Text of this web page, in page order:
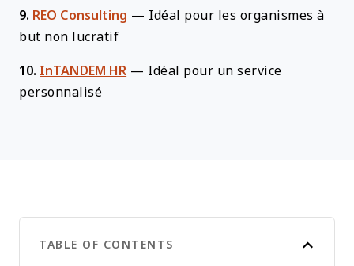
9. REO Consulting — Idéal pour les organismes à
but non lucratif
10. InTANDEM HR — Idéal pour un service
personnalisé
TABLE OF CONTENTS